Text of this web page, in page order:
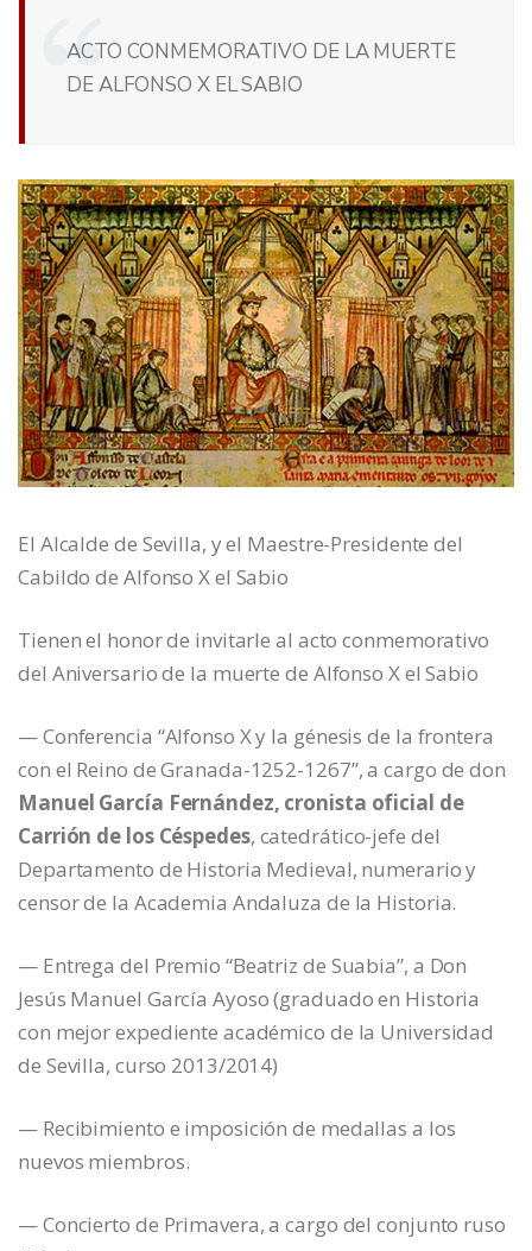
ACTO CONMEMORATIVO DE LA MUERTE
DE ALFONSO X EL SABIO
El Alcalde de Sevilla, y el Maestre-Presidente del
Cabildo de Alfonso X el Sabio
Tienen el honor de invitarle al acto conmemorativo
del Aniversario de la muerte de Alfonso X el Sabio
— Conferencia “Alfonso X y la génesis de la frontera
con el Reino de Granada-1252-1267”, a cargo de don
Manuel García Fernández, cronista oficial de
Carrión de los Céspedes, catedrático-jefe del
Departamento de Historia Medieval, numerario y
censor de la Academia Andaluza de la Historia.
— Entrega del Premio “Beatriz de Suabia”, a Don
Jesús Manuel García Ayoso (graduado en Historia
con mejor expediente académico de la Universidad
de Sevilla, curso 2013/2014)
— Recibimiento e imposición de medallas a los
nuevos miembros.
— Concierto de Primavera, a cargo del conjunto ruso